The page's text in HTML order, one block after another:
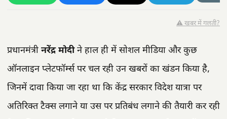
⚠️ खबर में गलती?
प्रधानमंत्री नरेंद्र मोदीने हाल ही में सोशल मीडिया और कुछ
ऑनलाइन प्लेटफॉर्म्स पर चल रही उन खबरों का खंडन किया है,
जिनमें दावा किया जा रहा था कि केंद्र सरकार विदेश यात्रा पर
अतिरिक्त टैक्स लगाने या उस पर प्रतिबंध लगाने की तैयारी कर रही